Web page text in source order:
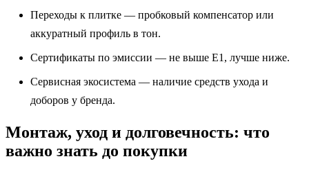
Переходы к плитке — пробковый компенсатор или
аккуратный профиль в тон.
Сертификаты по эмиссии — не выше Е1, лучше ниже.
Сервисная экосистема — наличие средств ухода и
доборов у бренда.
Монтаж, уход и долговечность: что
важно знать до покупки